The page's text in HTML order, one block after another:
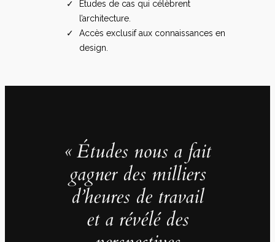
Études de cas qui célèbrent
l’architecture.
Accès exclusif aux connaissances en
design.
« Études nous a fait
gagner des milliers
d’heures de travail
et a révélé des